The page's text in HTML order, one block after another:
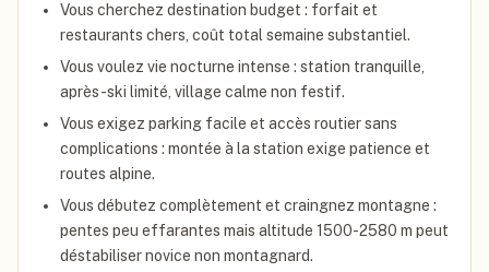
Vous cherchez destination budget : forfait et
restaurants chers, coût total semaine substantiel.
Vous voulez vie nocturne intense : station tranquille,
après-ski limité, village calme non festif.
Vous exigez parking facile et accès routier sans
complications : montée à la station exige patience et
routes alpine.
Vous débutez complètement et craingnez montagne :
pentes peu effarantes mais altitude 1500-2580 m peut
déstabiliser novice non montagnard.